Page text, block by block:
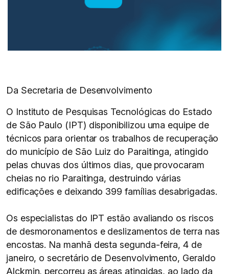
Da Secretaria de Desenvolvimento
O Instituto de Pesquisas Tecnológicas do Estado
de São Paulo (IPT) disponibilizou uma equipe de
técnicos para orientar os trabalhos de recuperação
do município de São Luiz do Paraitinga, atingido
pelas chuvas dos últimos dias, que provocaram
cheias no rio Paraitinga, destruindo várias
edificações e deixando 399 famílias desabrigadas.
Os especialistas do IPT estão avaliando os riscos
de desmoronamentos e deslizamentos de terra nas
encostas. Na manhã desta segunda-feira, 4 de
janeiro, o secretário de Desenvolvimento, Geraldo
Alckmin, percorreu as áreas atingidas, ao lado da